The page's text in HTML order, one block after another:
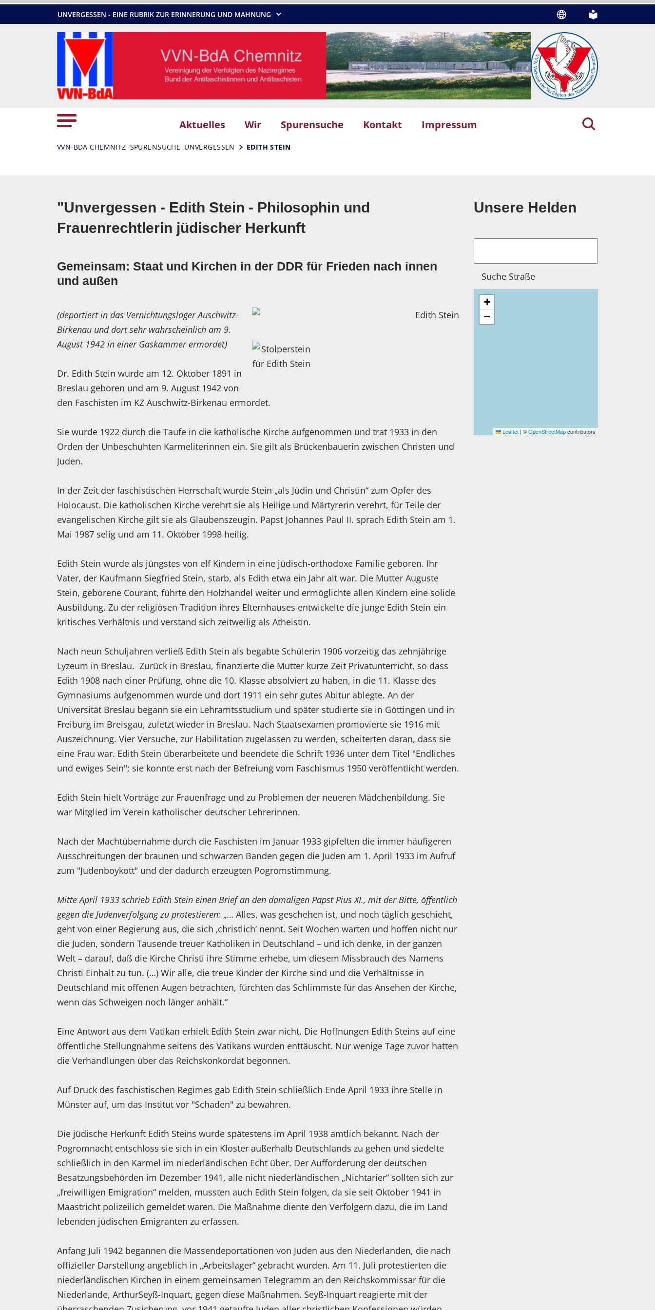
UNVERGESSEN - EINE RUBRIK ZUR ERINNERUNG UND MAHNUNG
Aktuelles Wir Spurensuche Kontakt Impressum
VVN-BDA CHEMNITZ SPURENSUCHE UNVERGESSEN EDITH STEIN
"Unvergessen - Edith Stein - Philosophin und
Frauenrechtlerin jüdischer Herkunft
Gemeinsam: Staat und Kirchen in der DDR für Frieden nach innen
und außen
(deportiert in das Vernichtungslager Auschwitz-
Birkenau und dort sehr wahrscheinlich am 9.
August 1942 in einer Gaskammer ermordet)
Dr. Edith Stein wurde am 12. Oktober 1891 in
Breslau geboren und am 9. August 1942 von
den Faschisten im KZ Auschwitz-Birkenau ermordet.
Sie wurde 1922 durch die Taufe in die katholische Kirche aufgenommen und trat 1933 in den
Orden der Unbeschuhten Karmeliterinnen ein. Sie gilt als Brückenbauerin zwischen Christen und
Juden.
In der Zeit der faschistischen Herrschaft wurde Stein „als Jüdin und Christin“ zum Opfer des
Holocaust. Die katholischen Kirche verehrt sie als Heilige und Märtyrerin verehrt, für Teile der
evangelischen Kirche gilt sie als Glaubenszeugin. Papst Johannes Paul II. sprach Edith Stein am 1.
Mai 1987 selig und am 11. Oktober 1998 heilig.
Edith Stein wurde als jüngstes von elf Kindern in eine jüdisch-orthodoxe Familie geboren. Ihr
Vater, der Kaufmann Siegfried Stein, starb, als Edith etwa ein Jahr alt war. Die Mutter Auguste
Stein, geborene Courant, führte den Holzhandel weiter und ermöglichte allen Kindern eine solide
Ausbildung. Zu der religiösen Tradition ihres Elternhauses entwickelte die junge Edith Stein ein
kritisches Verhältnis und verstand sich zeitweilig als Atheistin.
Nach neun Schuljahren verließ Edith Stein als begabte Schülerin 1906 vorzeitig das zehnjährige
Lyzeum in Breslau. Zurück in Breslau, finanzierte die Mutter kurze Zeit Privatunterricht, so dass
Edith 1908 nach einer Prüfung, ohne die 10. Klasse absolviert zu haben, in die 11. Klasse des
Gymnasiums aufgenommen wurde und dort 1911 ein sehr gutes Abitur ablegte. An der
Universität Breslau begann sie ein Lehramtsstudium und später studierte sie in Göttingen und in
Freiburg im Breisgau, zuletzt wieder in Breslau. Nach Staatsexamen promovierte sie 1916 mit
Auszeichnung. Vier Versuche, zur Habilitation zugelassen zu werden, scheiterten daran, dass sie
eine Frau war. Edith Stein überarbeitete und beendete die Schrift 1936 unter dem Titel "Endliches
und ewiges Sein"; sie konnte erst nach der Befreiung vom Faschismus 1950 veröffentlicht werden.
Edith Stein hielt Vorträge zur Frauenfrage und zu Problemen der neueren Mädchenbildung. Sie
war Mitglied im Verein katholischer deutscher Lehrerinnen.
Nach der Machtübernahme durch die Faschisten im Januar 1933 gipfelten die immer häufigeren
Ausschreitungen der braunen und schwarzen Banden gegen die Juden am 1. April 1933 im Aufruf
zum "Judenboykott" und der dadurch erzeugten Pogromstimmung.
Mitte April 1933 schrieb Edith Stein einen Brief an den damaligen Papst Pius XI., mit der Bitte, öffentlich
gegen die Judenverfolgung zu protestieren: „… Alles, was geschehen ist, und noch täglich geschieht,
geht von einer Regierung aus, die sich ‚christlich‘ nennt. Seit Wochen warten und hoffen nicht nur
die Juden, sondern Tausende treuer Katholiken in Deutschland – und ich denke, in der ganzen
Welt – darauf, daß die Kirche Christi ihre Stimme erhebe, um diesem Missbrauch des Namens
Christi Einhalt zu tun. (…) Wir alle, die treue Kinder der Kirche sind und die Verhältnisse in
Deutschland mit offenen Augen betrachten, fürchten das Schlimmste für das Ansehen der Kirche,
wenn das Schweigen noch länger anhält.“
Eine Antwort aus dem Vatikan erhielt Edith Stein zwar nicht. Die Hoffnungen Edith Steins auf eine
öffentliche Stellungnahme seitens des Vatikans wurden enttäuscht. Nur wenige Tage zuvor hatten
die Verhandlungen über das Reichskonkordat begonnen.
Auf Druck des faschistischen Regimes gab Edith Stein schließlich Ende April 1933 ihre Stelle in
Münster auf, um das Institut vor "Schaden" zu bewahren.
Die jüdische Herkunft Edith Steins wurde spätestens im April 1938 amtlich bekannt. Nach der
Pogromnacht entschloss sie sich in ein Kloster außerhalb Deutschlands zu gehen und siedelte
schließlich in den Karmel im niederländischen Echt über. Der Aufforderung der deutschen
Besatzungsbehörden im Dezember 1941, alle nicht niederländischen „Nichtarier“ sollten sich zur
„freiwilligen Emigration“ melden, mussten auch Edith Stein folgen, da sie seit Oktober 1941 in
Maastricht polizeilich gemeldet waren. Die Maßnahme diente den Verfolgern dazu, die im Land
lebenden jüdischen Emigranten zu erfassen.
Anfang Juli 1942 begannen die Massendeportationen von Juden aus den Niederlanden, die nach
offizieller Darstellung angeblich in „Arbeitslager“ gebracht wurden. Am 11. Juli protestierten die
niederländischen Kirchen in einem gemeinsamen Telegramm an den Reichskommissar für die
Niederlande, ArthurSeyß-Inquart, gegen diese Maßnahmen. Seyß-Inquart reagierte mit der
Unsere Helden
+
−
Leaflet | ©OpenStreetMapcontributors